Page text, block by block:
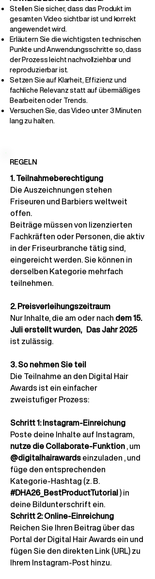
Stellen Sie sicher, dass das Produkt im
gesamten Video sichtbar ist und korrekt
angewendet wird.
Erläutern Sie die wichtigsten technischen
Punkte und Anwendungsschritte so, dass
der Prozess leicht nachvollziehbar und
reproduzierbar ist.
Setzen Sie auf Klarheit, Effizienz und
fachliche Relevanz statt auf übermäßiges
Bearbeiten oder Trends.
Versuchen Sie, das Video unter 3 Minuten
lang zu halten.
REGELN
1. Teilnahmeberechtigung
Die Auszeichnungen stehen
Friseuren und Barbiers weltweit
offen.
Beiträge müssen von lizenzierten
Fachkräften oder Personen, die aktiv
in der Friseurbranche tätig sind,
eingereicht werden. Sie können in
derselben Kategorie mehrfach
teilnehmen.
2. Preisverleihungszeitraum
Nur Inhalte, die am oder nach dem 15.
Juli erstellt wurden, Das Jahr 2025
ist zulässig.
3. So nehmen Sie teil
Die Teilnahme an den Digital Hair
Awards ist ein einfacher
zweistufiger Prozess:
Schritt 1: Instagram-Einreichung
Poste deine Inhalte auf Instagram,
nutze die Collaborate-Funktion , um
@digitalhairawardseinzuladen , und
füge den entsprechenden
Kategorie-Hashtag (z. B.
#DHA26_BestProductTutorial) in
deine Bildunterschrift ein.
Schritt 2: Online-Einreichung
Reichen Sie Ihren Beitrag über das
Portal der Digital Hair Awards ein und
fügen Sie den direkten Link (URL) zu
Ihrem Instagram-Post hinzu.